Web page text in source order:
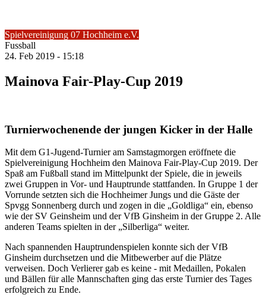
Spielvereinigung 07 Hochheim e.V.
Fussball
24. Feb 2019 - 15:18
Mainova Fair-Play-Cup 2019
Turnierwochenende der jungen Kicker in der Halle
Mit dem G1-Jugend-Turnier am Samstagmorgen eröffnete die
Spielvereinigung Hochheim den Mainova Fair-Play-Cup 2019. Der
Spaß am Fußball stand im Mittelpunkt der Spiele, die in jeweils
zwei Gruppen in Vor- und Hauptrunde stattfanden. In Gruppe 1 der
Vorrunde setzten sich die Hochheimer Jungs und die Gäste der
Spvgg Sonnenberg durch und zogen in die „Goldliga“ ein, ebenso
wie der SV Geinsheim und der VfB Ginsheim in der Gruppe 2. Alle
anderen Teams spielten in der „Silberliga“ weiter.
Nach spannenden Hauptrundenspielen konnte sich der VfB
Ginsheim durchsetzen und die Mitbewerber auf die Plätze
verweisen. Doch Verlierer gab es keine - mit Medaillen, Pokalen
und Bällen für alle Mannschaften ging das erste Turnier des Tages
erfolgreich zu Ende.